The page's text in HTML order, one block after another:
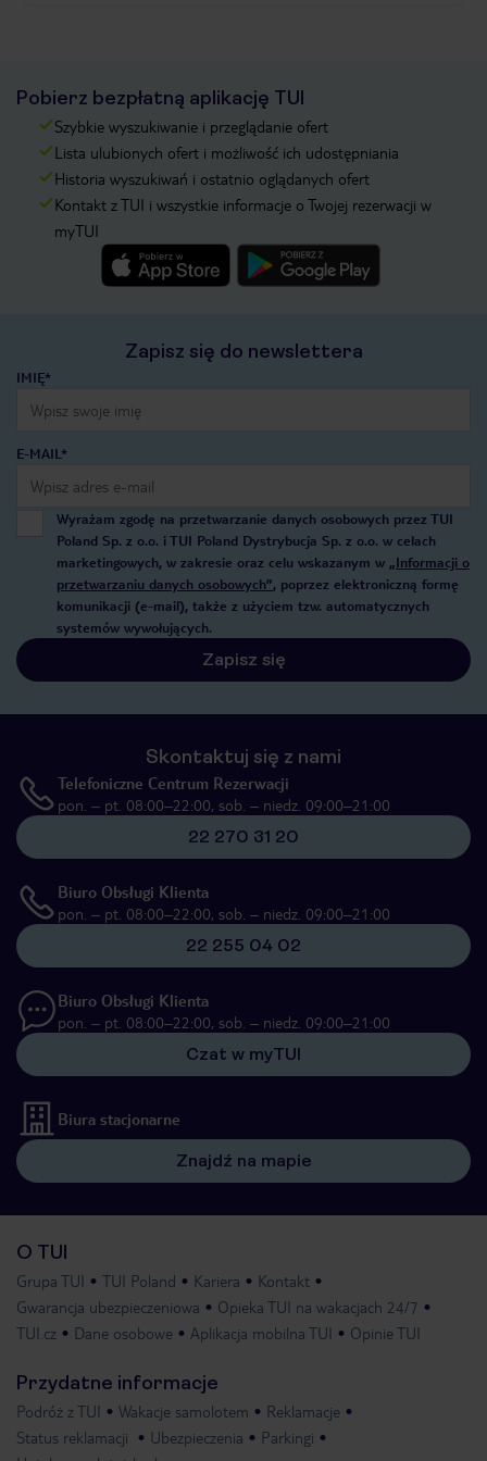
Pobierz bezpłatną aplikację TUI
Szybkie wyszukiwanie i przeglądanie ofert
Lista ulubionych ofert i możliwość ich udostępniania
Historia wyszukiwań i ostatnio oglądanych ofert
Kontakt z TUI i wszystkie informacje o Twojej rezerwacji w
myTUI
Zapisz się do newslettera
IMIĘ*
E-MAIL*
Wyrażam zgodę na przetwarzanie danych osobowych przez TUI
Poland Sp. z o.o. i TUI Poland Dystrybucja Sp. z o.o. w celach
marketingowych, w zakresie oraz celu wskazanym w „Informacji o
przetwarzaniu danych osobowych”, poprzez elektroniczną formę
komunikacji (e-mail), także z użyciem tzw. automatycznych
systemów wywołujących.
Zapisz się
Skontaktuj się z nami
Telefoniczne Centrum Rezerwacji
pon. – pt. 08:00–22:00, sob. – niedz. 09:00–21:00
22 270 31 20
Biuro Obsługi Klienta
pon. – pt. 08:00–22:00, sob. – niedz. 09:00–21:00
22 255 04 02
Biuro Obsługi Klienta
pon. – pt. 08:00–22:00, sob. – niedz. 09:00–21:00
Czat w myTUI
Biura stacjonarne
Znajdź na mapie
O TUI
Grupa TUI TUI Poland Kariera
Kontakt
Gwarancja ubezpieczeniowa
Opieka TUI na wakacjach 24/7
TUI.cz
Dane osobowe Aplikacja mobilna TUI Opinie TUI
Przydatne informacje
Podróż z TUI Wakacje samolotem
Reklamacje
Status reklamacji
Ubezpieczenia
Parkingi